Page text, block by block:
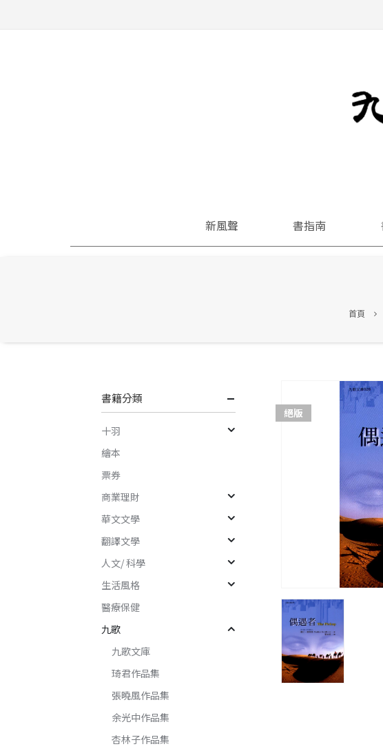
新風聲 書指南
首頁
絕版
書籍分類
十羽
繪本
票券
商業理財
華文文學
翻譯文學
人文/ 科學
生活風格
醫療保健
九歌
九歌文庫
琦君作品集
張曉風作品集
余光中作品集
杏林子作品集